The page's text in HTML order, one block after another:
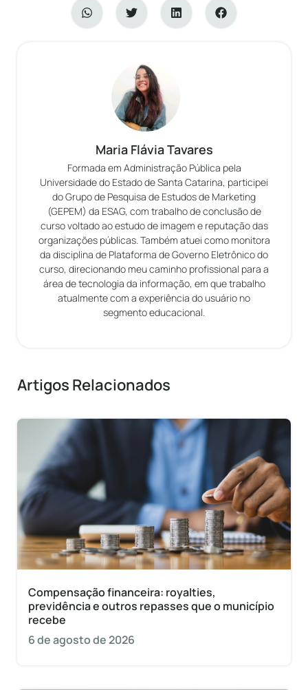
Maria Flávia Tavares
Formada em Administração Pública pela
Universidade do Estado de Santa Catarina, participei
do Grupo de Pesquisa de Estudos de Marketing
(GEPEM) da ESAG, com trabalho de conclusão de
curso voltado ao estudo de imagem e reputação das
organizações públicas. Também atuei como monitora
da disciplina de Plataforma de Governo Eletrônico do
curso, direcionando meu caminho profissional para a
área de tecnologia da informação, em que trabalho
atualmente com a experiência do usuário no
segmento educacional.
Artigos Relacionados
Compensação financeira: royalties,
previdência e outros repasses que o município
recebe
6 de agosto de 2026